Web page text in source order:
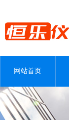
网站首页